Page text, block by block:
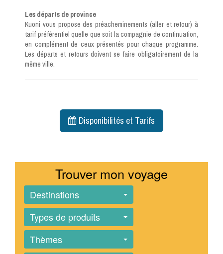
Les départs de province
Kuoni vous propose des préacheminements (aller et retour) à
tarif préférentiel quelle que soit la compagnie de continuation,
en complément de ceux présentés pour chaque programme.
Les départs et retours doivent se faire obligatoirement de la
même ville.
Disponibilités et Tarifs
Trouver mon voyage
Destinations
Types de produits
Thèmes